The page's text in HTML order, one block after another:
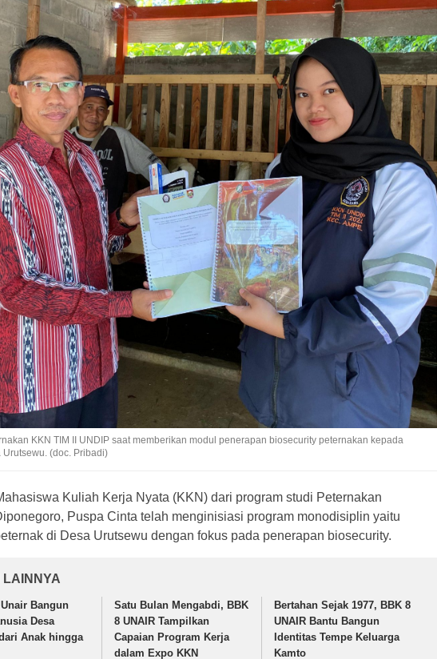
KKN TIM II UNDIP saat memberikan modul penerapan biosecurity peternakan kepada
(doc. Pribadi)
Kuliah Kerja Nyata (KKN) dari program studi Peternakan
Puspa Cinta telah menginisiasi program monodisiplin yaitu
di Desa Urutsewu dengan fokus pada penerapan biosecurity.
Bangun
Desa
Anak hingga
Satu Bulan Mengabdi, BBK
8 UNAIR Tampilkan
Capaian Program Kerja
dalam Expo KKN
Bertahan Sejak 1977, BBK 8
UNAIR Bantu Bangun
Identitas Tempe Keluarga
Kamto